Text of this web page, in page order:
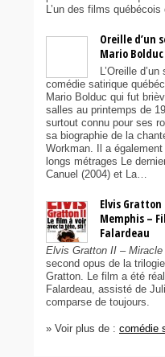
L’un des films
Oreille d’un
Mario Bolduc
L’Oreille
comédie satirique
Mario Bolduc qui fut
salles au printemps de
surtout connu pour ses
sa biographie de la
Workman. Il a
longs métrages Le
Canuel (2004) et La…
Elvis
Memphis –
Falardeau
Elvis Gratton II – Miracle
second opus de la
Gratton. Le film a été
Falardeau, assisté de
comparse de toujours.
» Voir plus de : comédie